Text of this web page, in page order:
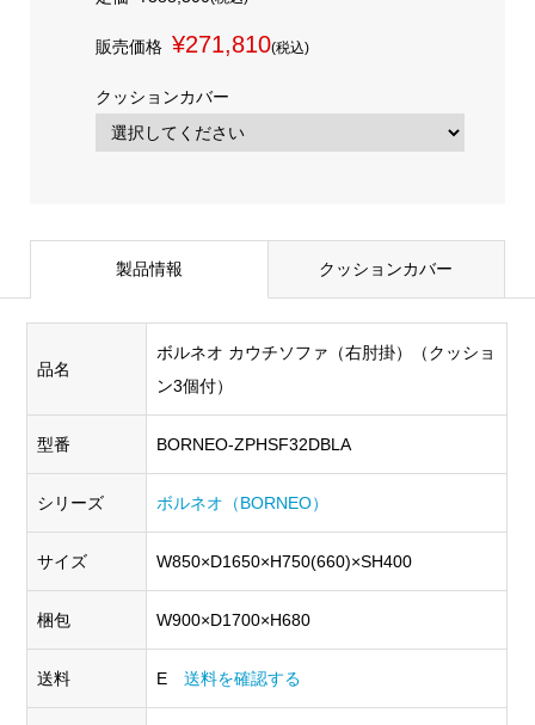
販売価格 ¥271,810(税込)
クッションカバー
製品情報 クッションカバー
品名
ボルネオ カウチソファ（右肘掛）（クッショ
ン3個付）
型番 BORNEO-ZPHSF32DBLA
シリーズ ボルネオ（BORNEO）
サイズ W850×D1650×H750(660)×SH400
梱包 W900×D1700×H680
送料 E送料を確認する